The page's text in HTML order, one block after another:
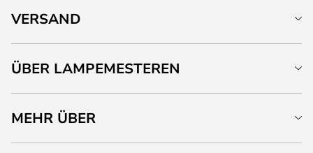
VERSAND
ÜBER LAMPEMESTEREN
MEHR ÜBER